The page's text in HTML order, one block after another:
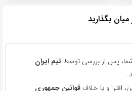
بگذارید
پس از بررسی توسط تیم ایران
افترا و یا خلاف قوانین جمهوری